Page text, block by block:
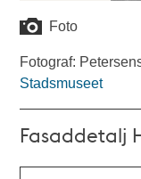
Foto
Fotograf:
Stadsmuseet
Fasaddetalj